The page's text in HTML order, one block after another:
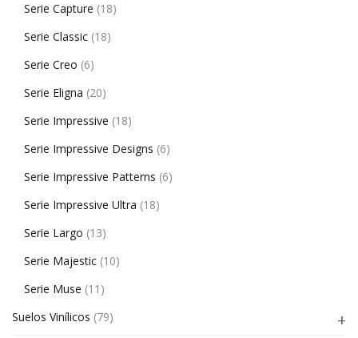
Serie Capture (18)
Serie Classic (18)
Serie Creo (6)
Serie Eligna (20)
Serie Impressive (18)
Serie Impressive Designs (6)
Serie Impressive Patterns (6)
Serie Impressive Ultra (18)
Serie Largo (13)
Serie Majestic (10)
Serie Muse (11)
Suelos Vinílicos (79)